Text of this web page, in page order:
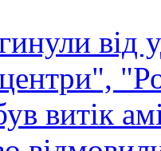
від
витік